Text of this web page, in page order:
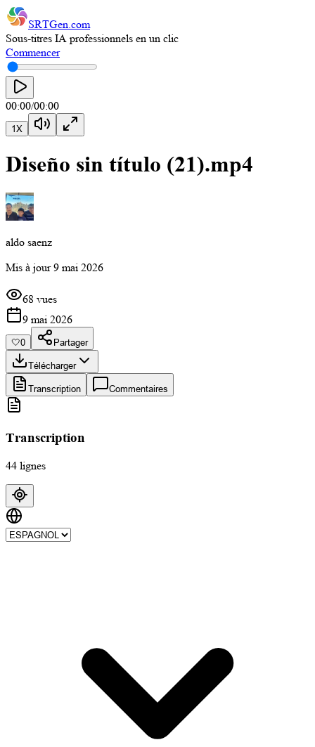
SRTGen.com
Sous-titres IA professionnels en un clic
Commencer
00:00/00:00
1X
Diseño sin título (21).mp4
aldo saenz
Mis à jour 9 mai 2026
68 vues
9 mai 2026
🤍0 Partager
Télécharger
Transcription Commentaires
Transcription
44 lignes